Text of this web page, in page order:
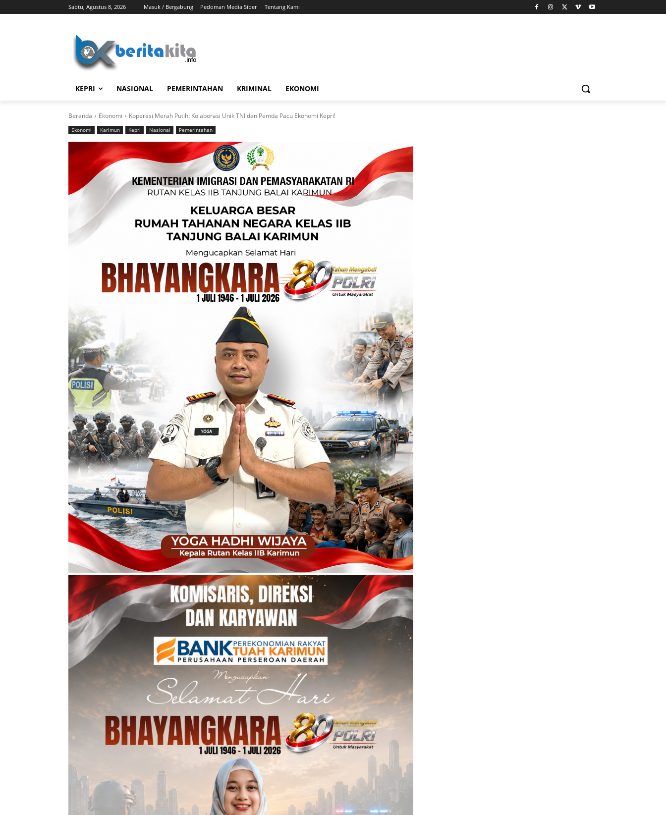
Sabtu, Agustus 8, 2026 Masuk / Bergabung Pedoman Media Siber Tentang Kami
KEPRI NASIONAL PEMERINTAHAN KRIMINAL EKONOMI
Beranda Ekonomi Koperasi Merah Putih: Kolaborasi Unik TNI dan Pemda Pacu Ekonomi Kepri!
Ekonomi Karimun Kepri Nasional Pemerintahan